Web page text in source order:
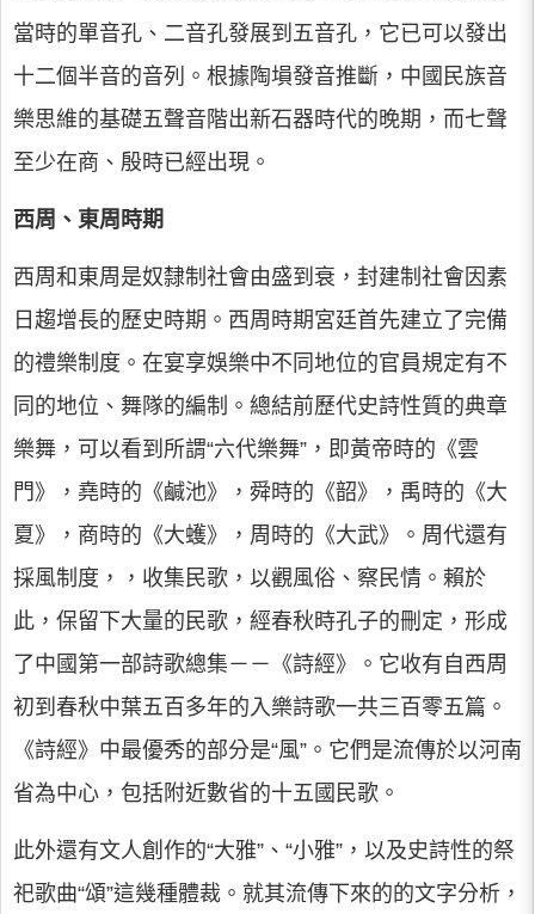
當時的單音孔、二音孔發展到五音孔，它已可以發出
十二個半音的音列。根據陶塤發音推斷，中國民族音
樂思維的基礎五聲音階出新石器時代的晚期，而七聲
至少在商、殷時已經出現。
西周、東周時期
西周和東周是奴隸制社會由盛到衰，封建制社會因素
日趨增長的歷史時期。西周時期宮廷首先建立了完備
的禮樂制度。在宴享娛樂中不同地位的官員規定有不
同的地位、舞隊的編制。總結前歷代史詩性質的典章
樂舞，可以看到所謂“六代樂舞”，即黃帝時的《雲
門》，堯時的《鹹池》，舜時的《韶》，禹時的《大
夏》，商時的《大蠖》，周時的《大武》。周代還有
採風制度，，收集民歌，以觀風俗、察民情。賴於
此，保留下大量的民歌，經春秋時孔子的刪定，形成
了中國第一部詩歌總集－－《詩經》。它收有自西周
初到春秋中葉五百多年的入樂詩歌一共三百零五篇。
《詩經》中最優秀的部分是“風”。它們是流傳於以河南
省為中心，包括附近數省的十五國民歌。
此外還有文人創作的“大雅”、“小雅”，以及史詩性的祭
祀歌曲“頌”這幾種體裁。就其流傳下來的的文字分析，